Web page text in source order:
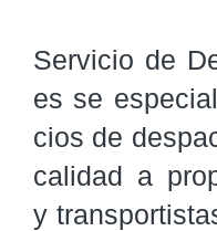
Servicio de
es se
cios de
calidad a
y